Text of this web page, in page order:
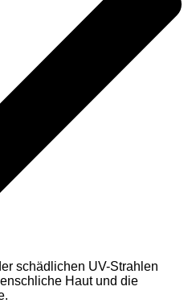
schädlichen UV-Strahlen
Haut und die